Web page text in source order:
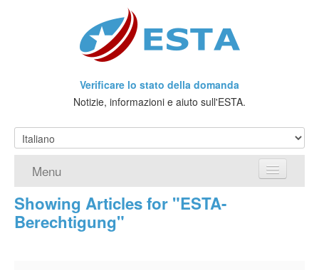
Verificare lo stato della domanda
Notizie, informazioni e aiuto sull'ESTA.
Menu
Home
Richiedere ESTA
Showing Articles for "ESTA-
Berechtigung"